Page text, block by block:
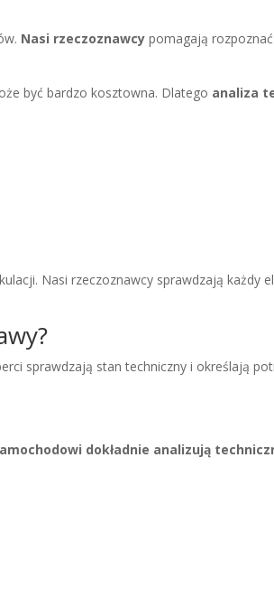
Nasi rzeczoznawcy pomagają
być bardzo kosztowna. Dlatego analiza
Nasi rzeczoznawcy sprawdzają każdy
sprawdzają stan techniczny i określają
dokładnie analizują